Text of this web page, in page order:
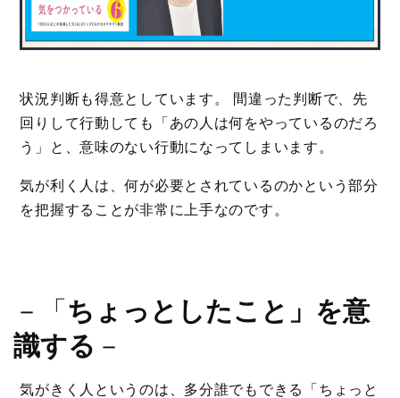
状況判断も得意としています。 間違った判断で、先
回りして行動しても「あの人は何をやっているのだろ
う」と、意味のない行動になってしまいます。
気が利く人は、何が必要とされているのかという部分
を把握することが非常に上手なのです。
－「ちょっとしたこと」を意
識する －
気がきく人というのは、多分誰でもできる「ちょっと